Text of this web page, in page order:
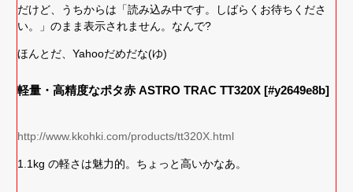
だけど、うちからは「読み込み中です。しばらくお待ちくださ
い。」のまま表示されません。なんで?
ほんとだ、Yahooだめだな(ゆ)
軽量・高精度なポタ赤 ASTRO TRAC TT320X [#y2649e8b]
http://www.kkohki.com/products/tt320X.html
1.1kg の軽さは魅力的。ちょっと高いかなあ。